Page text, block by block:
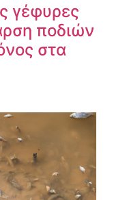
γέφυρες
ποδιών
στα